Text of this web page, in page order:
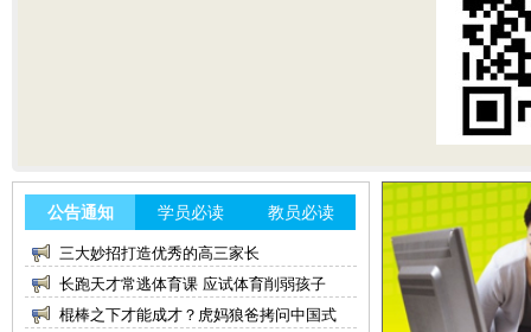
公告通知 学员必读 教员必读
三大妙招打造优秀的高三家长
长跑天才常逃体育课 应试体育削弱孩子
棍棒之下才能成才？虎妈狼爸拷问中国式